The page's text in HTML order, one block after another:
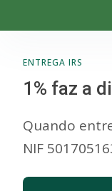
ENTREGA IRS
1% faz a
Quando
NIF